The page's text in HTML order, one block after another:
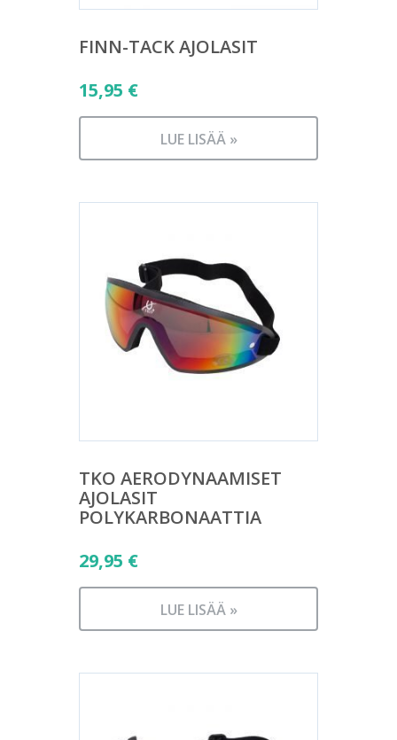
FINN-TACK AJOLASIT
15,95 €
LUE LISÄÄ »
TKO AERODYNAAMISET
AJOLASIT
POLYKARBONAATTIA
29,95 €
LUE LISÄÄ »